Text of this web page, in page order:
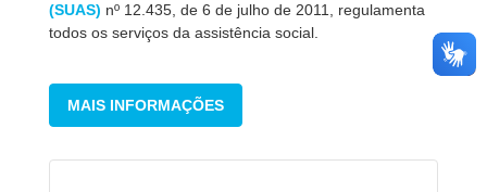
(SUAS) nº 12.435, de 6 de julho de 2011, regulamenta
todos os serviços da assistência social.
MAIS INFORMAÇÕES